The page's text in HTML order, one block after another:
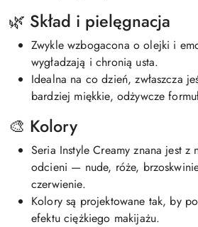
🌿 Skład i pielęgnacja
Zwykle wzbogacona o olejki i
wygładzają i chronią usta.
Idealna na co dzień, zwłaszcza
bardziej miękkie, odżywcze
🎨 Kolory
Seria Instyle Creamy znana jest
odcieni — nude, róże,
czerwienie.
Kolory są projektowane tak, by
efektu ciężkiego makijażu.